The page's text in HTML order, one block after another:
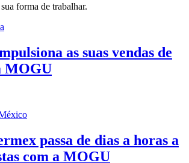
forma de trabalhar.
as suas vendas de
MOGU
passa de dias a horas a
com a MOGU